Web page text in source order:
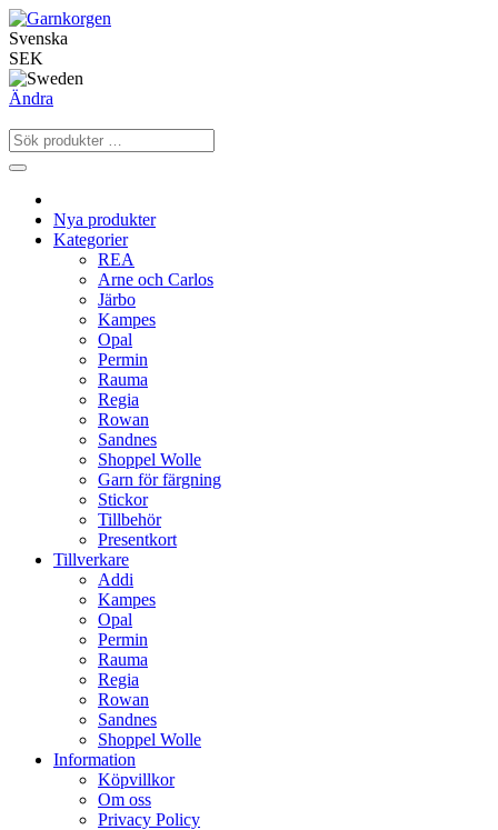
Svenska
SEK
Ändra
Nya produkter
Kategorier
REA
Arne och Carlos
Järbo
Kampes
Opal
Permin
Rauma
Regia
Rowan
Sandnes
Shoppel Wolle
Garn för färgning
Stickor
Tillbehör
Presentkort
Tillverkare
Addi
Kampes
Opal
Permin
Rauma
Regia
Rowan
Sandnes
Shoppel Wolle
Information
Köpvillkor
Om oss
Privacy Policy